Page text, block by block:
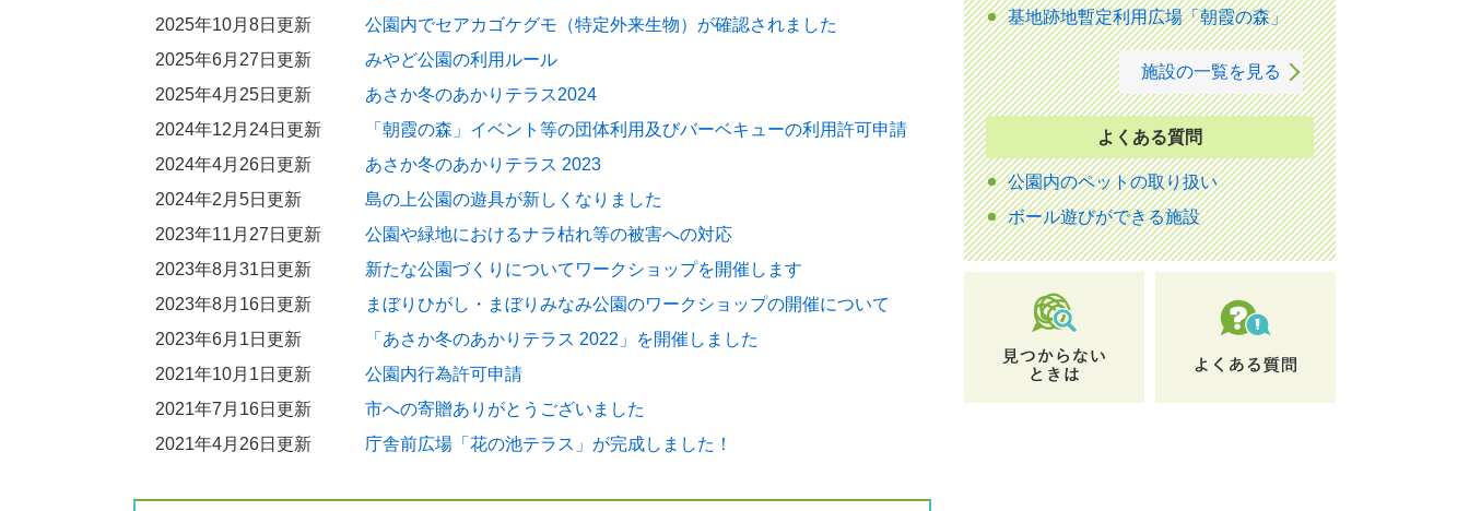
2025年10月8日更新
公園内でセアカゴケグモ（特定外来生物）が確認されました
2025年6月27日更新
みやど公園の利用ルール
2025年4月25日更新
あさか冬のあかりテラス2024
2024年12月24日更新
「朝霞の森」イベント等の団体利用及びバーベキューの利用許可申請
2024年4月26日更新
あさか冬のあかりテラス 2023
2024年2月5日更新
島の上公園の遊具が新しくなりました
2023年11月27日更新
公園や緑地におけるナラ枯れ等の被害への対応
2023年8月31日更新
新たな公園づくりについてワークショップを開催します
2023年8月16日更新
まぼりひがし・まぼりみなみ公園のワークショップの開催について
2023年6月1日更新
「あさか冬のあかりテラス 2022」を開催しました
2021年10月1日更新
公園内行為許可申請
2021年7月16日更新
市への寄贈ありがとうございました
2021年4月26日更新
庁舎前広場「花の池テラス」が完成しました！
基地跡地暫定利用広場「朝霞の森」
施設の一覧を見る
よくある質問
公園内のペットの取り扱い
ボール遊びができる施設